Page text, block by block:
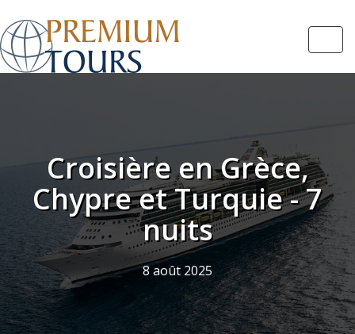
Croisière en Grèce,
Chypre et Turquie - 7
nuits
8 août 2025